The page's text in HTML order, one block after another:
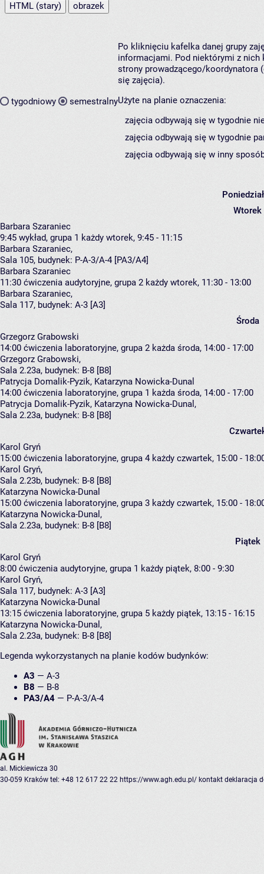
HTML (stary)
obrazek
tygodniowy semestralny
Po kliknięciu kafelka danej grupy
informacjami. Pod niektórymi z nich
strony prowadzącego/koordynatora
się zajęcia).
Użyte na planie oznaczenia:
zajęcia odbywają się w tygodnie
zajęcia odbywają się w tygodnie
zajęcia odbywają się w inny
Wtorek
Barbara Szaraniec
9:45 wykład, grupa 1 każdy wtorek, 9:45 - 11:15
Barbara Szaraniec,
Sala 105, budynek: P-A-3/A-4 [PA3/A4]
Barbara Szaraniec
11:30 ćwiczenia audytoryjne, grupa 2 każdy wtorek, 11:30 - 13:00
Barbara Szaraniec,
Sala 117, budynek: A-3 [A3]
Środa
Grzegorz Grabowski
14:00 ćwiczenia laboratoryjne, grupa 2 każda środa, 14:00 - 17:00
Grzegorz Grabowski,
Sala 2.23a, budynek: B-8 [B8]
Patrycja Domalik-Pyzik, Katarzyna Nowicka-Dunal
14:00 ćwiczenia laboratoryjne, grupa 1 każda środa, 14:00 - 17:00
Patrycja Domalik-Pyzik, Katarzyna Nowicka-Dunal ,
Sala 2.23a, budynek: B-8 [B8]
Karol Gryń
15:00 ćwiczenia laboratoryjne, grupa 4 każdy czwartek, 15:00 -
Karol Gryń,
Sala 2.23b, budynek: B-8 [B8]
Katarzyna Nowicka-Dunal
15:00 ćwiczenia laboratoryjne, grupa 3 każdy czwartek, 15:00 -
Katarzyna Nowicka-Dunal ,
Sala 2.23a, budynek: B-8 [B8]
Piątek
Karol Gryń
8:00 ćwiczenia audytoryjne, grupa 1 każdy piątek, 8:00 - 9:30
Karol Gryń,
Sala 117, budynek: A-3 [A3]
Katarzyna Nowicka-Dunal
13:15 ćwiczenia laboratoryjne, grupa 5 każdy piątek, 13:15 - 16:15
Katarzyna Nowicka-Dunal ,
Sala 2.23a, budynek: B-8 [B8]
Legenda wykorzystanych na planie kodów budynków:
A3 — A-3
B8 — B-8
PA3/A4 — P-A-3/A-4
al. Mickiewicza 30
30-059 Kraków tel: +48 12 617 22 22 https://www.agh.edu.pl/ kontakt deklaracja